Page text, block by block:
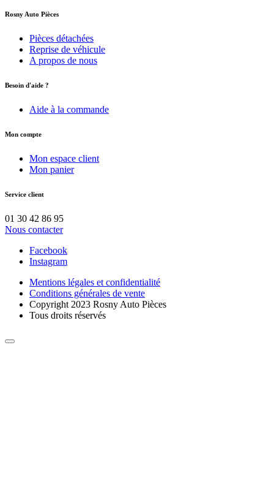
Rosny Auto Pièces
Pièces détachées
Reprise de véhicule
A propos de nous
Besoin d'aide ?
Aide à la commande
Mon compte
Mon espace client
Mon panier
Service client
01 30 42 86 95
Nous contacter
Facebook
Instagram
Mentions légales et confidentialité
Conditions générales de vente
Copyright 2023 Rosny Auto Pièces
Tous droits réservés